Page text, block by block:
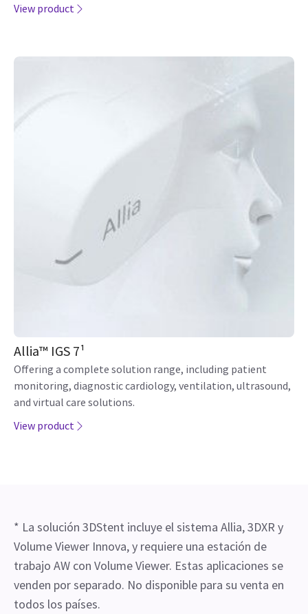
View product
Allia™ IGS 7¹
Offering a complete solution range, including patient
monitoring, diagnostic cardiology, ventilation, ultrasound,
and virtual care solutions.
View product
* La solución 3DStent incluye el sistema Allia, 3DXR y
Volume Viewer Innova, y requiere una estación de
trabajo AW con Volume Viewer. Estas aplicaciones se
venden por separado. No disponible para su venta en
todos los países.